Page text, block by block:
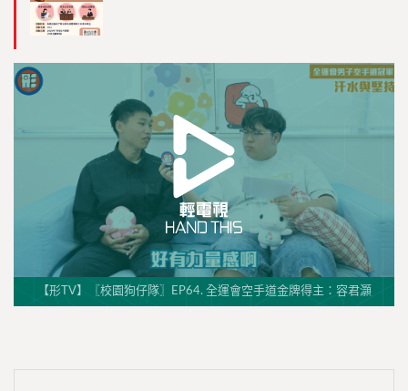
【形TV】〖校園狗仔隊〗EP64. 全運會空手道金牌得主：容君灝